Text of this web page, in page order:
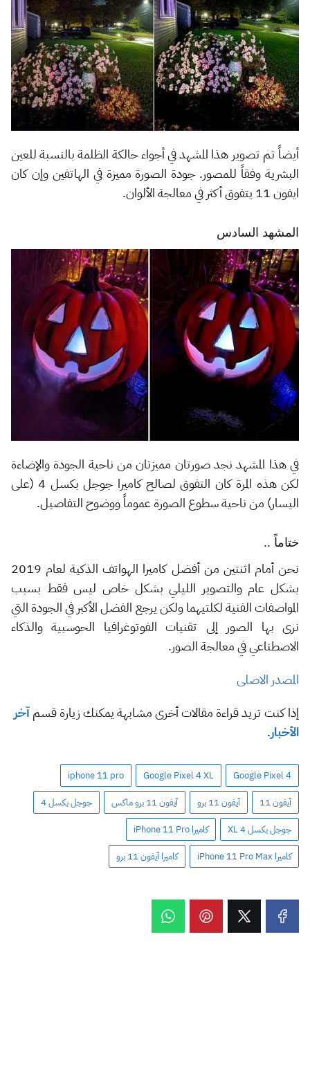
أيضاً تم تصوير هذا المشهد في أجواء حالكة الظلمة بالنسبة للعين
البشرية وفقاً للمصور. جودة الصورة مميزة في الهاتفين وإن كان
ايفون 11 يتفوق أكثر في معالجة الألوان.
المشهد السادس
في هذا المشهد نجد صورتان مميزتان من ناحية الجودة والإضاءة
لكن هذه المرة كان التفوق لصالح كاميرا جوجل بكسل 4 (على
اليسار) من ناحية سطوع الصورة عموماً ووضوح التفاصيل.
ختاماً ..
نحن أمام اثنتين من أفضل كاميرا الهواتف الذكية لعام 2019
بشكل عام والتصوير الليلي بشكل خاص ليس فقط بسبب
المواصفات الفنية لكلتيهما ولكن يرجع الفضل الأكبر في الجودة التي
نرى بها الصور إلى تقنيات الفوتوغرافيا الحوسبية والذكاء
الاصطناعي في معالجة الصور.
المصدر الاصلى
إذا كنت تريد قراءة مقالات أخرى مشابهة يمكنك زيارة قسمآخر
الأخبار.
Google Pixel 4
Google Pixel 4 XL
iphone 11 pro
آيفون 11 آيفون 11 برو آيفون 11 برو ماكس جوجل بكسل 4
جوجل بكسل 4 XL كاميرا iPhone 11 Pro
كاميرا iPhone 11 Pro Max كاميرا آيفون 11 برو